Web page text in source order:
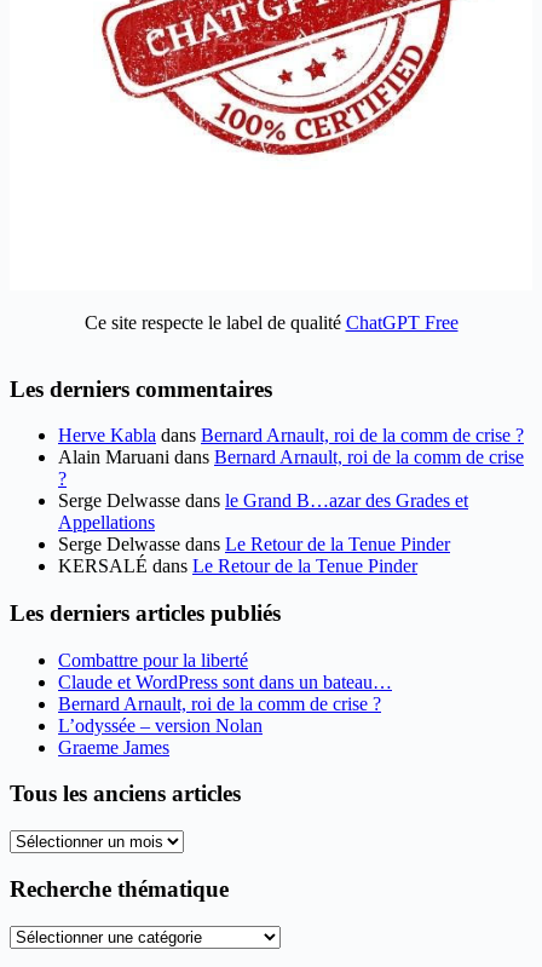
Ce site respecte le label de qualité ChatGPT Free
Les derniers commentaires
Herve Kabla dans Bernard Arnault, roi de la comm de crise ?
Alain Maruani dans Bernard Arnault, roi de la comm de crise
?
Serge Delwasse dans le Grand B…azar des Grades et
Appellations
Serge Delwasse dans Le Retour de la Tenue Pinder
KERSALÉ dans Le Retour de la Tenue Pinder
Les derniers articles publiés
Combattre pour la liberté
Claude et WordPress sont dans un bateau…
Bernard Arnault, roi de la comm de crise ?
L’odyssée – version Nolan
Graeme James
Tous les anciens articles
Tous
anciens
Recherche thématique
Recherche